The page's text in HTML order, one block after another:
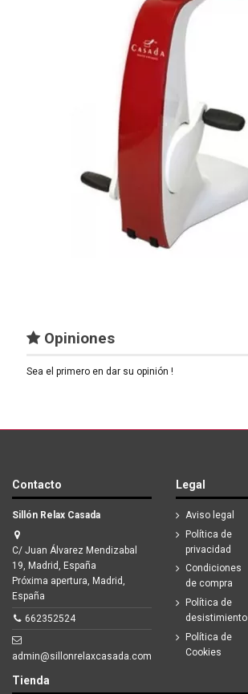
MOVELLO
179,00 €399,00 €
Opiniones
Sea el primero en dar su opinión !
Contacto
Sillón Relax Casada
C/ Juan Álvarez Mendizabal
19, Madrid, España
Próxima apertura, Madrid,
España
662352524
admin@sillonrelaxcasada.com
Legal
Aviso legal
Política de
privacidad
Condiciones
de compra
Política de
desistimiento
Política de
Cookies
Tienda